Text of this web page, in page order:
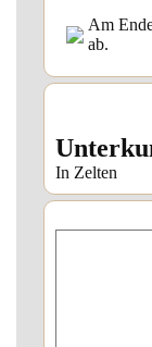
Am
ab.
In Zelten